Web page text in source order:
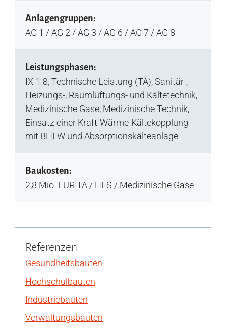
Anlagengruppen:
AG 1 / AG 2 / AG 3 / AG 6 / AG 7 / AG 8
Leistungsphasen:
IX 1-8, Technische Leistung (TA), Sanitär-,
Heizungs-, Raumlüftungs- und Kältetechnik,
Medizinische Gase, Medizinische Technik,
Einsatz einer Kraft-Wärme-Kältekopplung
mit BHLW und Absorptionskälteanlage
Baukosten:
2,8 Mio. EUR TA / HLS / Medizinische Gase
Referenzen
Gesundheitsbauten
Hochschulbauten
Industriebauten
Verwaltungsbauten